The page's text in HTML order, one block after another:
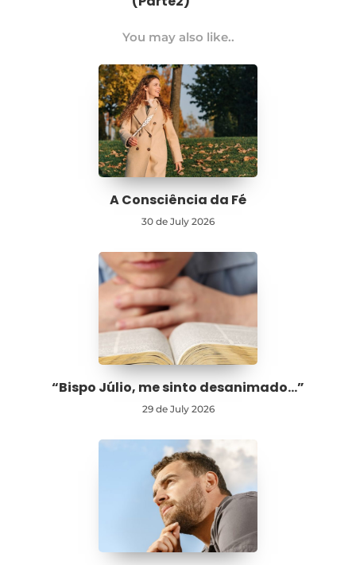
You may also like..
A Consciência da Fé
30 de July 2026
“Bispo Júlio, me sinto desanimado…”
29 de July 2026